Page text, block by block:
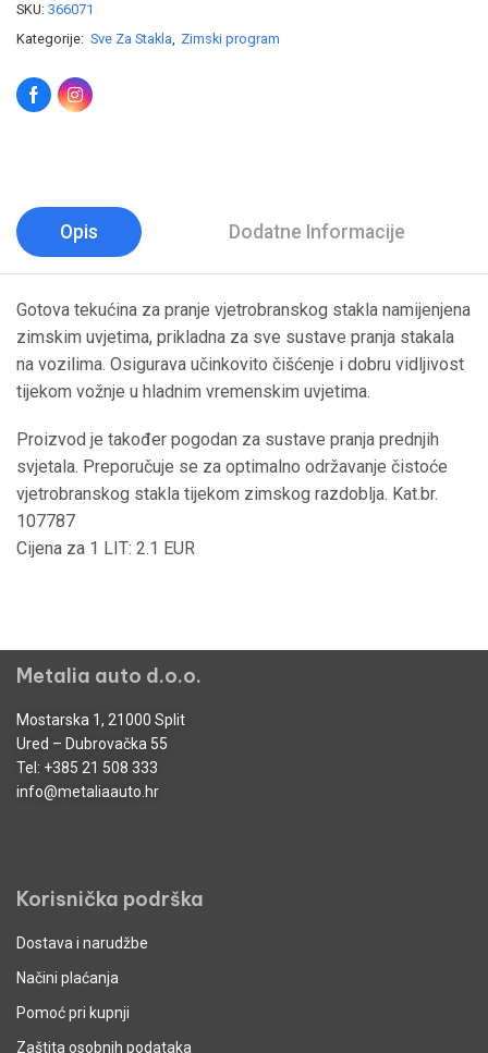
SKU: 366071
Kategorije: Sve Za Stakla, Zimski program
Opis Dodatne Informacije
Gotova tekućina za pranje vjetrobranskog stakla namijenjena
zimskim uvjetima, prikladna za sve sustave pranja stakala
na vozilima. Osigurava učinkovito čišćenje i dobru vidljivost
tijekom vožnje u hladnim vremenskim uvjetima.
Proizvod je također pogodan za sustave pranja prednjih
svjetala. Preporučuje se za optimalno održavanje čistoće
vjetrobranskog stakla tijekom zimskog razdoblja. Kat.br.
107787
Cijena za 1 LIT: 2.1 EUR
Metalia auto d.o.o.
Mostarska 1, 21000 Split
Ured – Dubrovačka 55
Tel: +385 21 508 333
info@metaliaauto.hr
Korisnička podrška
Dostava i narudžbe
Načini plaćanja
Pomoć pri kupnji
Zaštita osobnih podataka